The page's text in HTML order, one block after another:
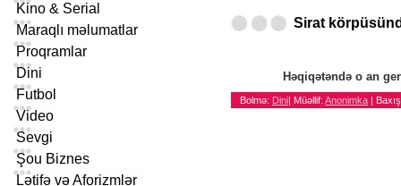
Kino & Serial
Maraqlı məlumatlar
Proqramlar
Dini
Futbol
Video
Sevgi
Şou Biznes
Lətifə və Aforizmlər
Sirat
Həqiqətəndə o an
Bolmə: Dini| Müəllif: Anonimka |